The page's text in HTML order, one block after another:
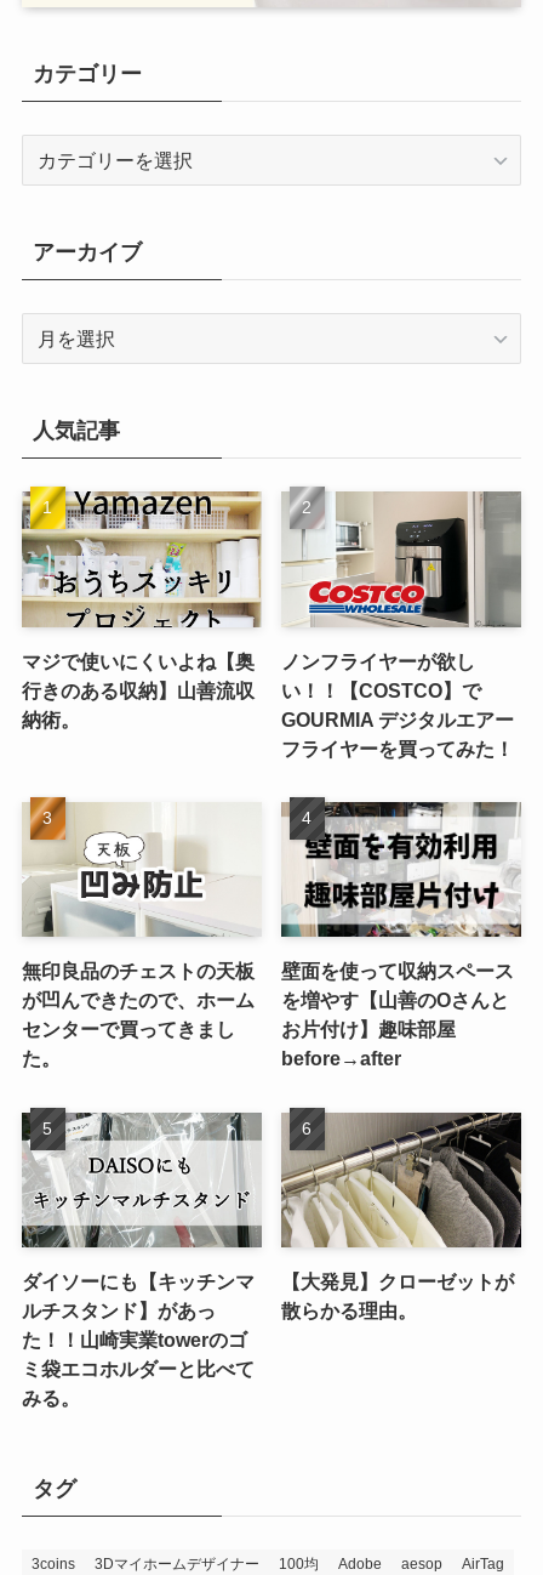
カテゴリー
リ
ー
アーカイブ
ブ
人気記事
マジで使いにくいよね【奥
行きのある収納】山善流収
納術。
ノンフライヤーが欲し
い！！【COSTCO】で
GOURMIA デジタルエアー
フライヤーを買ってみた！
無印良品のチェストの天板
が凹んできたので、ホーム
センターで買ってきまし
た。
壁面を使って収納スペース
を増やす【山善のOさんと
お片付け】趣味部屋
before→after
ダイソーにも【キッチンマ
ルチスタンド】があっ
た！！山崎実業towerのゴ
ミ袋エコホルダーと比べて
みる。
【大発見】クローゼットが
散らかる理由。
タグ
3coins 3Dマイホームデザイナー 100均 Adobe aesop
AirTag